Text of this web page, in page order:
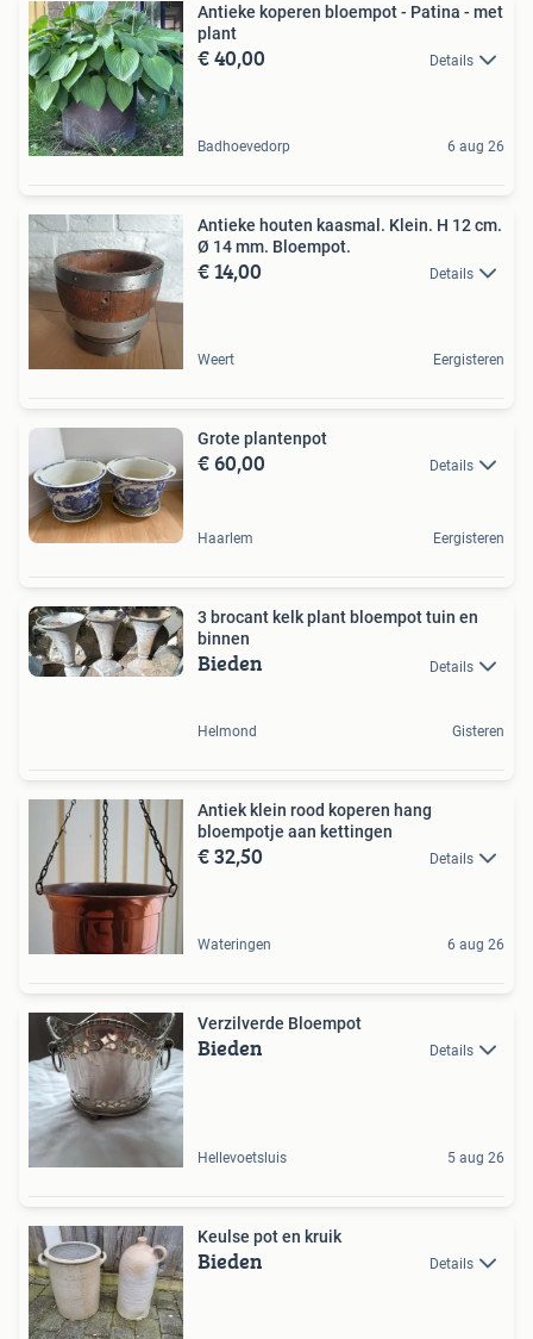
Antieke koperen bloempot - Patina - met
plant
€ 40,00 Details
Badhoevedorp 6 aug 26
Antieke houten kaasmal. Klein. H 12 cm.
Ø 14 mm. Bloempot.
€ 14,00 Details
Weert Eergisteren
Grote plantenpot
€ 60,00 Details
Haarlem Eergisteren
3 brocant kelk plant bloempot tuin en
binnen
Bieden Details
Helmond Gisteren
Antiek klein rood koperen hang
bloempotje aan kettingen
€ 32,50 Details
Wateringen 6 aug 26
Verzilverde Bloempot
Bieden Details
Hellevoetsluis 5 aug 26
Keulse pot en kruik
Bieden Details